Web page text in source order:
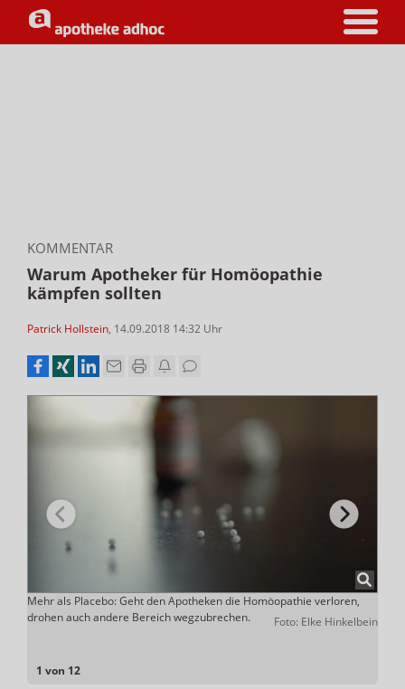
KOMMENTAR
Warum Apotheker für Homöopathie
kämpfen sollten
Patrick Hollstein, 14.09.2018 14:32 Uhr
1 von 12
Mehr als Placebo: Geht den Apotheken die Homöopathie verloren,
drohen auch andere Bereich wegzubrechen.
Foto: Elke Hinkelbein